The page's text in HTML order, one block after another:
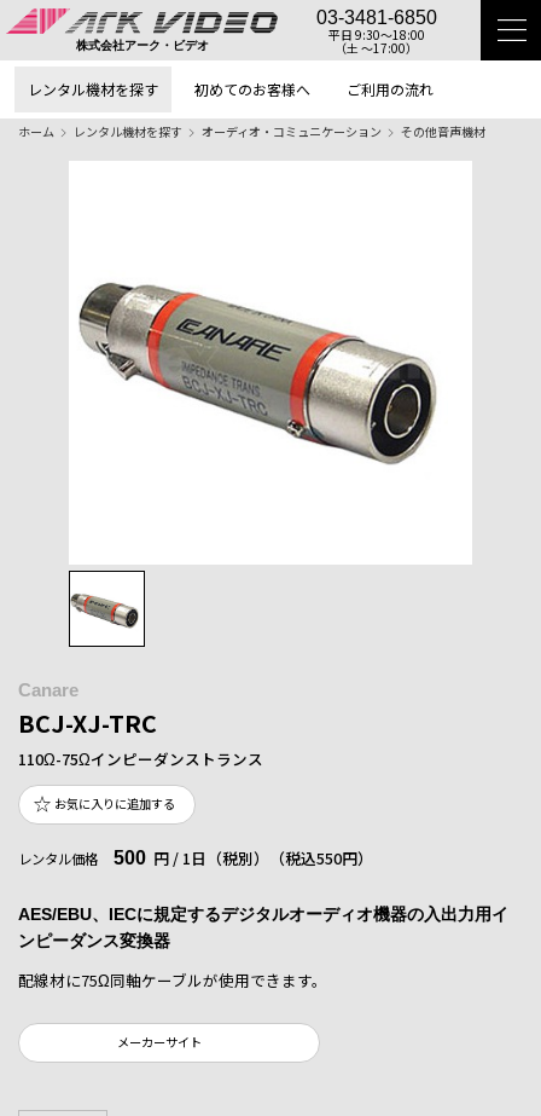
株式会社アーク・ビデオ
03-3481-6850
平日 9:30〜18:00
（土 〜17:00）
レンタル機材を探す 初めてのお客様へ ご利用の流れ
ホーム レンタル機材を探す オーディオ・コミュニケーション その他音声機材
Canare
BCJ-XJ-TRC
110Ω-75Ωインピーダンストランス
お気に入りに追加する
レンタル価格 500 円 / 1日（税別） （税込550円）
AES/EBU、IECに規定するデジタルオーディオ機器の入出力用イ
ンピーダンス変換器
配線材に75Ω同軸ケーブルが使用できます。
メーカーサイト